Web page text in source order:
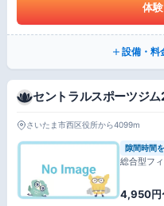
体
設備・料
セントラルスポーツジ
さいたま市西区役所から4099m
隙間時間
総合型フ
4,950円